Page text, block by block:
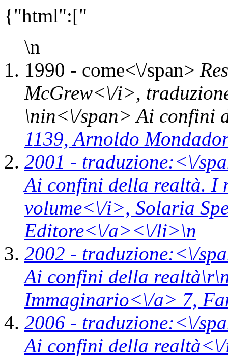
{"html":["
\n
1990 - come<\/span>
McGrew<\/i>,
\nin<\/span>Ai confini
1139,Arnoldo
2001 - traduzione:<\/
Ai confini della realtà. I
volume<\/i>, Solaria
Editore<\/a><\/li>\n
2002 - traduzione:<\/
Ai confini della
Immaginario<\/a> 7,
2006 - traduzione:<\/
Ai confini della